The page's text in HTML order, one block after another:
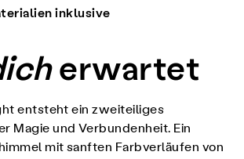
inklusive
erwartet
entsteht ein zweiteiliges
Magie und Verbundenheit. Ein
mit sanften Farbverläufen von